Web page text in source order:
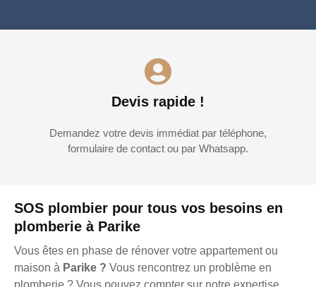
SOS plombier pour tous vos besoins en
plomberie à Parike
Vous êtes en phase de rénover votre appartement ou
maison à Parike ? Vous rencontrez un problème en
Devis rapide !
Demandez votre devis immédiat par téléphone,
formulaire de contact ou par Whatsapp.